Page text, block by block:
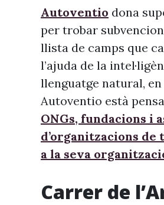
Autoventio dona
per trobar
llista de camps que
l’ajuda de la
llenguatge natural,
Autoventio està
ONGs, fundacions i
d’organitzacions
a la seva
Carrer de